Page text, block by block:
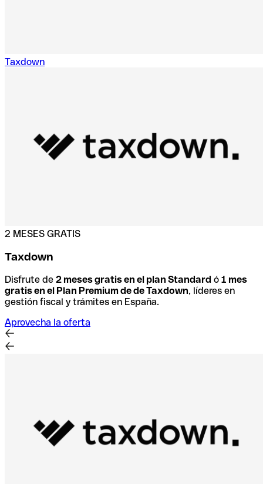
Taxdown
2 MESES GRATIS
Taxdown
Disfrute de 2 meses gratis en el plan Standard ó 1 mes
gratis en el Plan Premium de de Taxdown, líderes en
gestión fiscal y trámites en España.
Aprovecha la oferta